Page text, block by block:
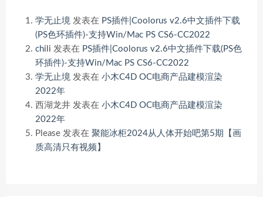
学无止境 发表在 PS插件|Coolorus v2.6中文插件下载
(PS色环插件)-支持Win/Mac PS CS6-CC2022
chili 发表在 PS插件|Coolorus v2.6中文插件下载(PS色
环插件)-支持Win/Mac PS CS6-CC2022
学无止境 发表在 小木C4D OC电商产品建模渲染
2022年
西湖龙井 发表在 小木C4D OC电商产品建模渲染
2022年
Please 发表在 聚能冰柜2024从人体开始吧第5期【画
质高清只有视频】